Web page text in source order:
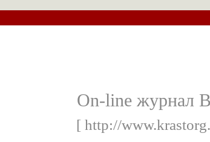
On-line журнал
[ http://